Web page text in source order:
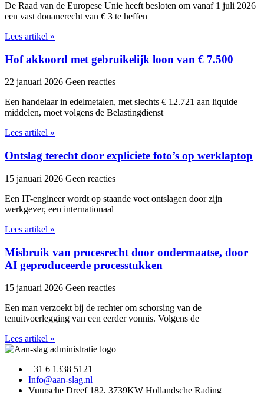
De Raad van de Europese Unie heeft besloten om vanaf 1 juli 2026
een vast douanerecht van € 3 te heffen
Lees artikel »
Hof akkoord met gebruikelijk loon van € 7.500
22 januari 2026 Geen reacties
Een handelaar in edelmetalen, met slechts € 12.721 aan liquide
middelen, moet volgens de Belastingdienst
Lees artikel »
Ontslag terecht door expliciete foto’s op werklaptop
15 januari 2026 Geen reacties
Een IT-engineer wordt op staande voet ontslagen door zijn
werkgever, een internationaal
Lees artikel »
Misbruik van procesrecht door ondermaatse, door
AI geproduceerde processtukken
15 januari 2026 Geen reacties
Een man verzoekt bij de rechter om schorsing van de
tenuitvoerlegging van een eerder vonnis. Volgens de
Lees artikel »
+31 6 1338 5121
Info@aan-slag.nl
Vuursche Dreef 182, 3739KW Hollandsche Rading